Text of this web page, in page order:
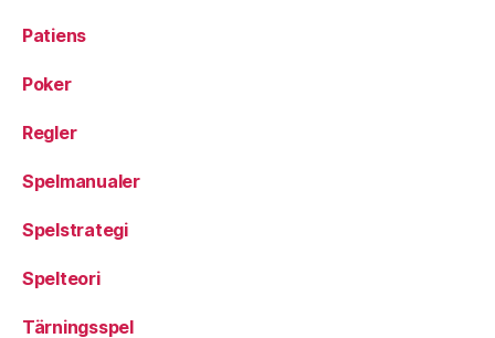
Patiens
Poker
Regler
Spelmanualer
Spelstrategi
Spelteori
Tärningsspel